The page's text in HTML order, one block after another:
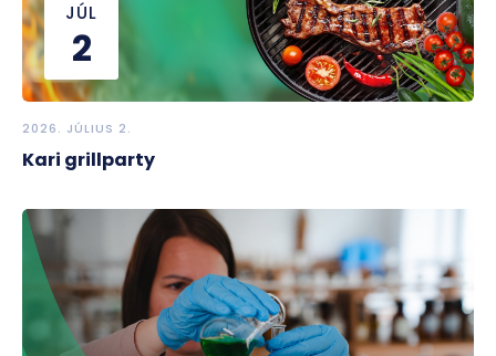
JÚL
2
2026. JÚLIUS 2.
Kari grillparty